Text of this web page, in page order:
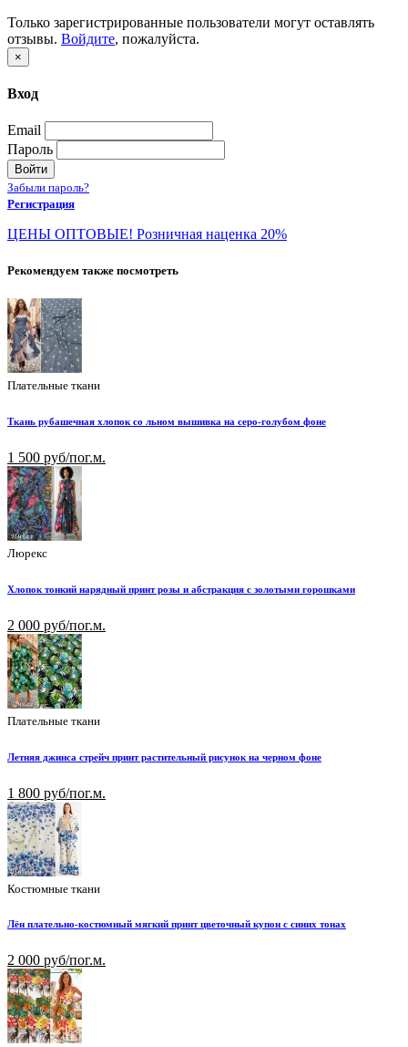
Только зарегистрированные пользователи могут оставлять
отзывы. Войдите, пожалуйста.
×
Вход
Email
Пароль
Войти
Забыли пароль?
Регистрация
ЦЕНЫ ОПТОВЫЕ! Розничная наценка 20%
Рекомендуем также посмотреть
Плательные ткани
Ткань рубашечная хлопок со льном вышивка на серо-голубом фоне
1 500 руб/пог.м.
Люрекс
Хлопок тонкий нарядный принт розы и абстракция с золотыми горошками
2 000 руб/пог.м.
Плательные ткани
Летняя джинса стрейч принт растительный рисунок на черном фоне
1 800 руб/пог.м.
Костюмные ткани
Лён плательно-костюмный мягкий принт цветочный купон с синих тонах
2 000 руб/пог.м.